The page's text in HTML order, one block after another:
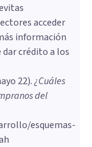
acceder
información
crédito a los
22).¿Cuáles
del
esquemas-